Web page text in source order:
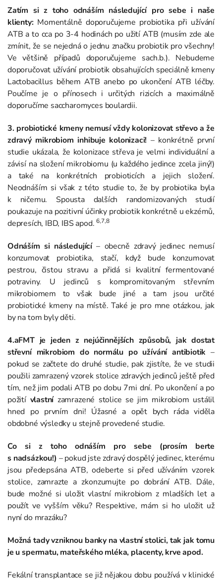
Zatím si z toho odnáším následující pro sebe i naše
klienty:Momentálně doporučujeme probiotika při užívání
ATB a to cca po 3-4 hodinách po užití ATB (musím zde ale
zmínit, že se nejedná o jednu značku probiotik pro všechny!
Ve většině případů doporučujeme sach.b.). Nebudeme
doporučovat užívání probiotik obsahujících speciálně kmeny
Lactobacillus během ATB anebo po ukončení ATB léčby.
Poučíme je o přínosech i určitých rizicích a maximálně
doporučíme saccharomyces boulardii.
3. probiotické kmeny nemusí vždy kolonizovat střevo a že
zdravý mikrobiom inhibuje kolonizaci! – konkrétně první
studie ukázala, že kolonizace střeva je velmi individuální a
závisí na složení mikrobiomu (u každého jedince zcela jiný!)
a také na konkrétních probioticích a jejich složení.
Neodnáším si však z této studie to, že by probiotika byla
k ničemu. Spousta dalších randomizovaných studií
poukazuje na pozitivní účinky probiotik konkrétně u ekzémů,
depresích, IBD, IBS apod.6,7,8
Odnáším si následující– obecně zdravý jedinec nemusí
konzumovat probiotika, stačí, když bude konzumovat
pestrou, čistou stravu a přidá si kvalitní fermentované
potraviny. U jedinců s kompromitovaným střevním
mikrobiomem to však bude jiné a tam jsou určité
probiotické kmeny na místě. Také je pro mne otázkou, jak
by na tom byly děti.
4.aFMT je jeden z nejúčinnějších způsobů, jak dostat
střevní mikrobiom do normálu po užívání antibiotik –
pokud se začtete do druhé studie, pak zjistíte, že ve studii
použili zamrazený vzorek stolice zdravých jedinců ještě před
tím, než jim podali ATB po dobu 7mi dní. Po ukončení a po
požití vlastnízamrazené stolice se jim mikrobiom ustálil
hned po prvním dni! Úžasné a opět bych ráda viděla
obdobné výsledky u stejně provedené studie.
Co si z toho odnáším pro sebe (prosím berte
s nadsázkou!) – pokud jste zdravý dospělý jedinec, kterému
jsou předepsána ATB, odeberte si před užíváním vzorek
stolice, zamrazte a zkonzumujte po dobrání ATB. Dále,
bude možné si uložit vlastní mikrobiom z mladších let a
použít ve vyšším věku? Respektive, mám si ho uložit už
nyní do mrazáku?
Možná tady vzniknou banky na vlastní stolici, tak jak tomu
je u spermatu, mateřského mléka, placenty, krve apod.
Fekální transplantace se již nějakou dobu používá v klinické